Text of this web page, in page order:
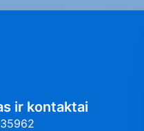
ir kontaktai